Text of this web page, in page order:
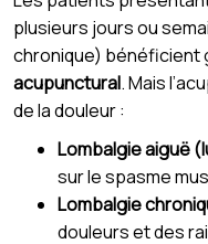
plusieurs jours ou
chronique) bénéficient
acupunctural. Mais
de la douleur :
Lombalgie aiguë
sur le spasme
Lombalgie
douleurs et des